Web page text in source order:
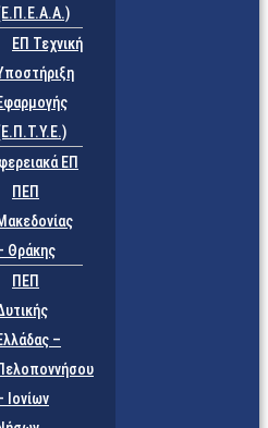
ΕΠ Τεχνική
ΕΠ
ΠΕΠ
Θράκης
ΠΕΠ
–
Ιονίων